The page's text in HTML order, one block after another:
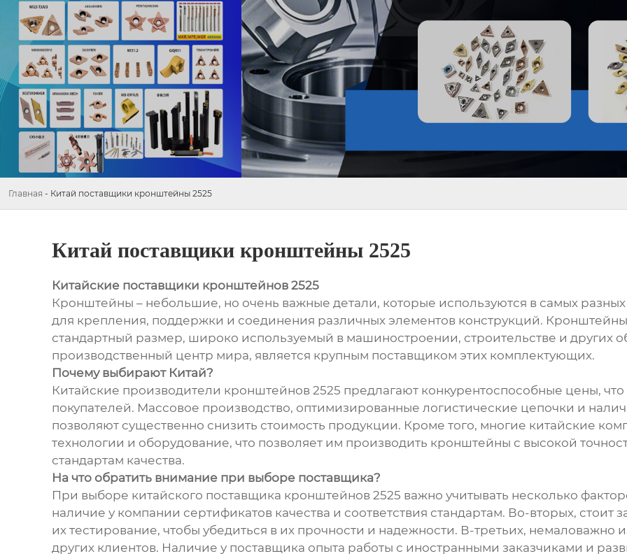
Главная - Китай поставщики кронштейны 2525
Китай поставщики кронштейны 2525
Китайские поставщики кронштейнов 2525
Кронштейны – небольшие, но очень важные детали, которые используются в самых
для крепления, поддержки и соединения различных элементов конструкций. Кронштейны
стандартный размер, широко используемый в машиностроении, строительстве и других
производственный центр мира, является крупным поставщиком этих комплектующих.
Почему выбирают Китай?
Китайские производители кронштейнов 2525 предлагают конкурентоспособные цены,
покупателей. Массовое производство, оптимизированные логистические цепочки и
позволяют существенно снизить стоимость продукции. Кроме того, многие китайские
технологии и оборудование, что позволяет им производить кронштейны с высокой
стандартам качества.
На что обратить внимание при выборе поставщика?
При выборе китайского поставщика кронштейнов 2525 важно учитывать несколько
наличие у компании сертификатов качества и соответствия стандартам. Во-вторых,
их тестирование, чтобы убедиться в их прочности и надежности. В-третьих, немаловажно
других клиентов. Наличие у поставщика опыта работы с иностранными заказчиками и